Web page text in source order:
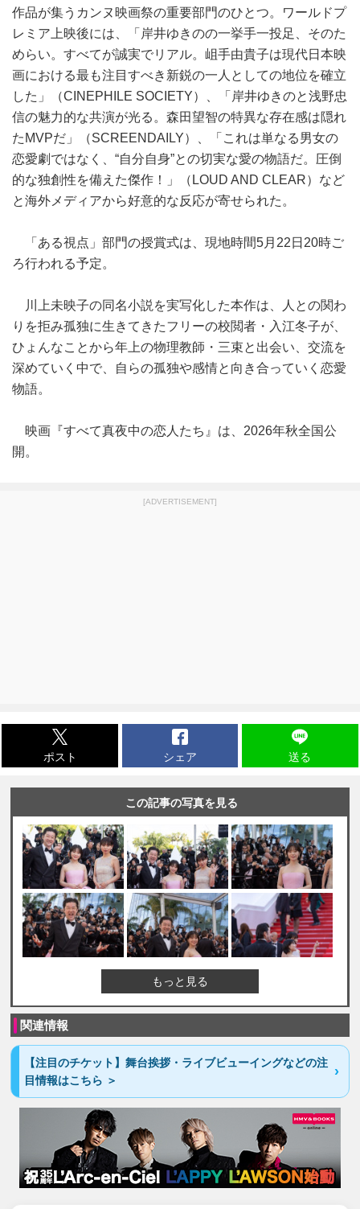
作品が集うカンヌ映画祭の重要部門のひとつ。ワールドプ
レミア上映後には、「岸井ゆきのの一挙手一投足、そのた
めらい。すべてが誠実でリアル。岨手由貴子は現代日本映
画における最も注目すべき新鋭の一人としての地位を確立
した」（CINEPHILE SOCIETY）、「岸井ゆきのと浅野忠
信の魅力的な共演が光る。森田望智の特異な存在感は隠れ
たMVPだ」（SCREENDAILY）、「これは単なる男女の
恋愛劇ではなく、“自分自身”との切実な愛の物語だ。圧倒
的な独創性を備えた傑作！」（LOUD AND CLEAR）など
と海外メディアから好意的な反応が寄せられた。
「ある視点」部門の授賞式は、現地時間5月22日20時ご
ろ行われる予定。
川上未映子の同名小説を実写化した本作は、人との関わ
りを拒み孤独に生きてきたフリーの校閲者・入江冬子が、
ひょんなことから年上の物理教師・三束と出会い、交流を
深めていく中で、自らの孤独や感情と向き合っていく恋愛
物語。
映画『すべて真夜中の恋人たち』は、2026年秋全国公
開。
[ADVERTISEMENT]
ポスト シェア 送る
この記事の写真を見る
もっと見る
関連情報
【注目のチケット】舞台挨拶・ライブビューイングなどの注
目情報はこちら ＞